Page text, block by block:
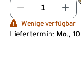
Wenige verfügbar
Liefertermin: Mo.,